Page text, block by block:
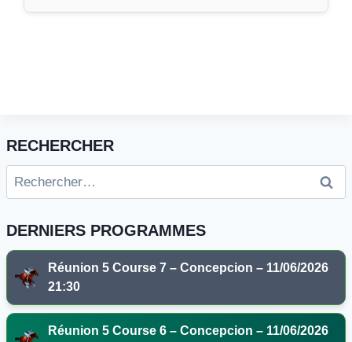
RECHERCHER
Rechercher :
DERNIERS PROGRAMMES
Réunion 5 Course 7 – Concepcion – 11/06/2026
21:30
Réunion 5 Course 6 – Concepcion – 11/06/2026